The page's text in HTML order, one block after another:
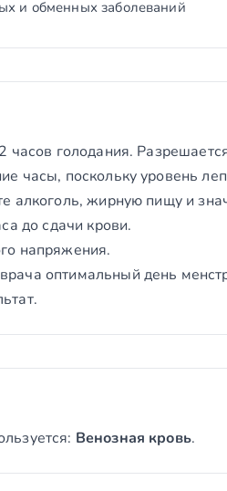
и обменных заболеваний
голодания.
часы, поскольку уровень
алкоголь, жирную пищу и
до сдачи крови.
напряжения.
оптимальный день
Венозная кровь.